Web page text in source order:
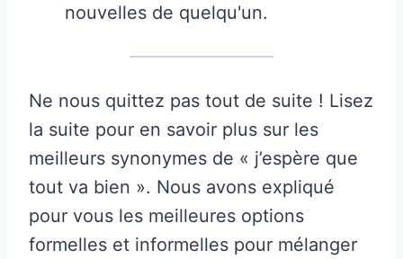
nouvelles de quelqu'un.
Ne nous quittez pas tout de suite ! Lisez
la suite pour en savoir plus sur les
meilleurs synonymes de « j’espère que
tout va bien ». Nous avons expliqué
pour vous les meilleures options
formelles et informelles pour mélanger